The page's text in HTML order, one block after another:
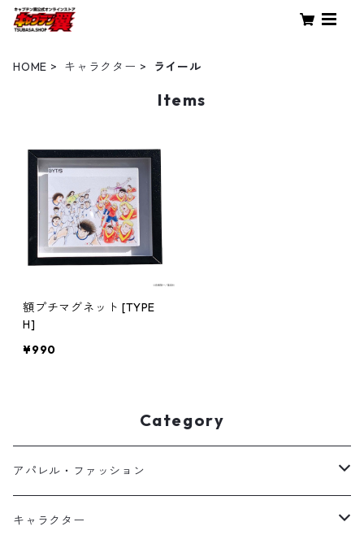
HOME キャラクター ライール
Items
額プチマグネット [TYPE
H]
¥990
Category
アパレル・ファッション
キッズ
キャラクター